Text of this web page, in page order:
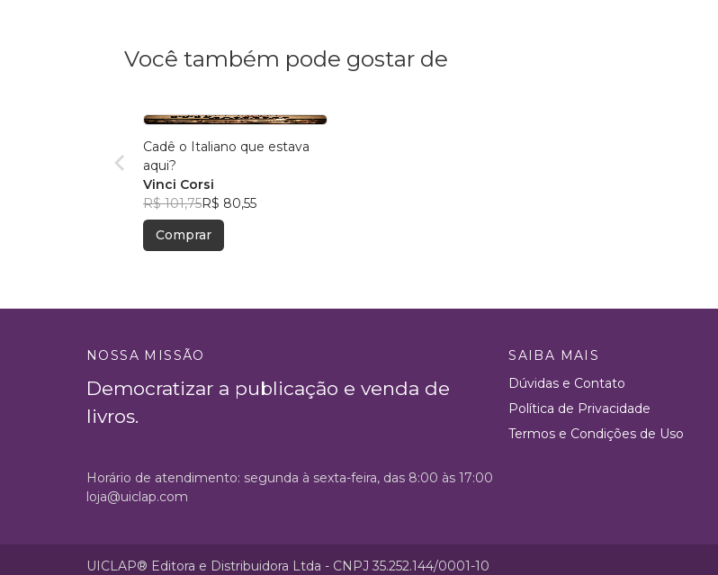
Você também pode gostar de
Cadê o Italiano que estava
aqui?
Vinci Corsi
R$ 101,75R$ 80,55
Comprar
NOSSA MISSÃO
Democratizar a publicação e venda de
livros.
SAIBA MAIS
Dúvidas e Contato
Política de Privacidade
Termos e Condições de Uso
Horário de atendimento: segunda à sexta-feira, das 8:00 às 17:00
loja@uiclap.com
UICLAP® Editora e Distribuidora Ltda - CNPJ 35.252.144/0001-10